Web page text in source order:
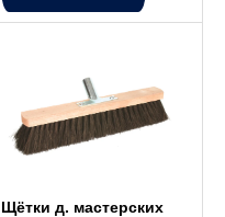
Щётки д. мастерских